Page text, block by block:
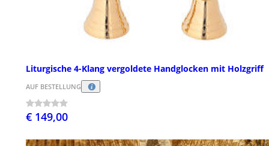
Liturgische 4-Klang vergoldete Handglocken mit Holzgriff
AUF BESTELLUNG
€ 149,00